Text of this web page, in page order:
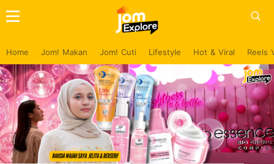
Home Jom! Makan Jom! Cuti Lifestyle Hot & Viral Reels